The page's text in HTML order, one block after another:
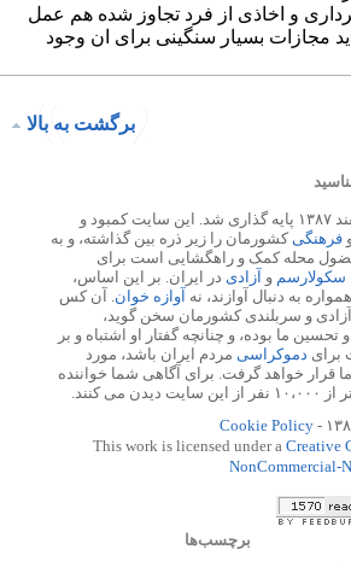
برگشت به بالا
فضول محله در ۱۳ اسفند ۱۳۸۷ پایه گذاری شد. این سایت کمبود و
فرهنگیکشورمان را زیر ذره بین گذاشته، و به
محله کمک و راهگشایی است برای
سکولارسم و آزادی در ایران. بر این اساس،
به دنبال آوازند، نه آوازه خوان. آن کس
و سربلندی کشورمان سخن گوید،
ما بوده، و چنانچه گفتار او اشتباه و بر
برای دموکراسی مردم ایران باشد، مورد
ما قرار خواهد گرفت. برای آگاهی شما خواننده
کنند.
Cookie Policy
This work is licensed under a Creative
NonCommercial-
برچسب‌ها